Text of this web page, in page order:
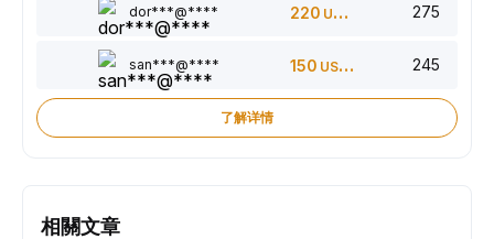
dor***@**** 220 USDT 275
san***@**** 150 USDT 245
了解详情
相關文章